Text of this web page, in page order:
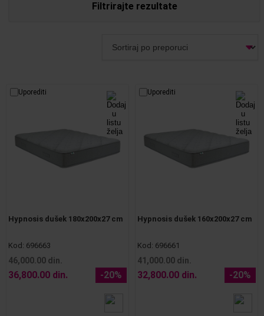
Filtrirajte rezultate
Uporediti
Hypnosis dušek 180x200x27 cm
Kod: 696663
46,000.00 din.
36,800.00 din. -20%
Uporediti
Hypnosis dušek 160x200x27 cm
Kod: 696661
41,000.00 din.
32,800.00 din. -20%